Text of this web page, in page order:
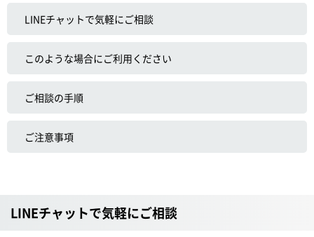
LINEチャットで気軽にご相談
このような場合にご利用ください
ご相談の手順
ご注意事項
LINEチャットで気軽にご相談